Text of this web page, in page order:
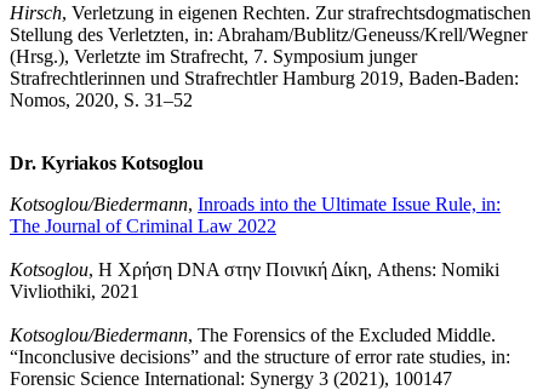
Hirsch, Verletzung in eigenen Rechten. Zur strafrechtsdogmatischen
Stellung des Verletzten, in: Abraham/Bublitz/Geneuss/Krell/Wegner
(Hrsg.), Verletzte im Strafrecht, 7. Symposium junger
Strafrechtlerinnen und Strafrechtler Hamburg 2019, Baden-Baden:
Nomos, 2020, S. 31–52
Dr. Kyriakos Kotsoglou
Kotsoglou/Biedermann, Inroads into the Ultimate Issue Rule, in:
The Journal of Criminal Law 2022
Kotsoglou, H Χρήση DNA στην Ποινική Δίκη, Athens: Nomiki
Vivliothiki, 2021
Kotsoglou/Biedermann, The Forensics of the Excluded Middle.
“Inconclusive decisions” and the structure of error rate studies, in:
Forensic Science International: Synergy 3 (2021), 100147